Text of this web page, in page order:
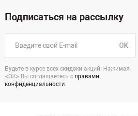
Подписаться на рассылку
OK
Будьте в курсе всех скидоки акций. Нажимая
«ОК» Вы соглашаетесь с правами
конфиденциальности.